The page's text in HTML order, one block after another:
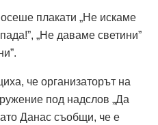
плакати „Не искаме
„Не даваме светини”
че организаторът на
под надслов „Да
Данас съобщи, че е